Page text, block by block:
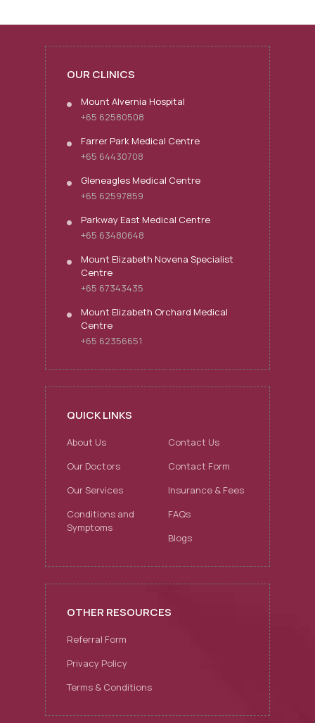
OUR CLINICS
Mount Alvernia Hospital
+65 62580508
Farrer Park Medical Centre
+65 64430708
Gleneagles Medical Centre
+65 62597859
Parkway East Medical Centre
+65 63480648
Mount Elizabeth Novena Specialist
Centre
+65 67343435
Mount Elizabeth Orchard Medical
Centre
+65 62356651
QUICK LINKS
About Us
Our Doctors
Our Services
Conditions and
Symptoms
Contact Us
Contact Form
Insurance & Fees
FAQs
Blogs
OTHER RESOURCES
Referral Form
Privacy Policy
Terms & Conditions